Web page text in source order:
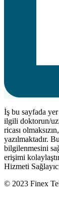
İş bu sayfada
ilgili doktorun/
ricası
yazılmaktadır.
bilgilenmesini
erişimi
Hizmeti
© 2023 Finex